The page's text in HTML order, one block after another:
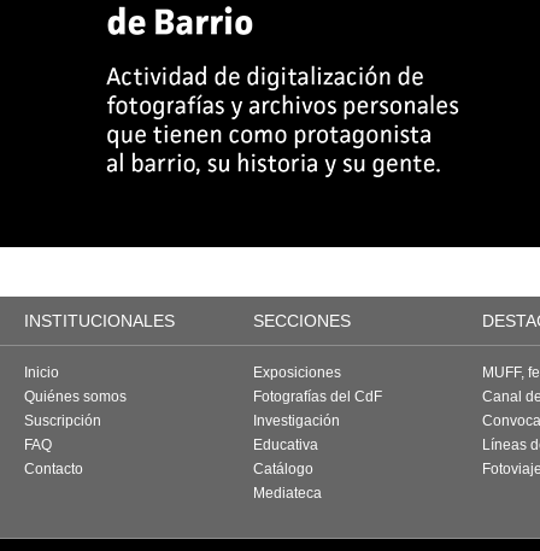
INSTITUCIONALES SECCIONES
Inicio
Quiénes somos
Suscripción
FAQ
Contacto
Exposiciones
Fotografías del CdF
Investigación
Educativa
Catálogo
Mediateca
MUFF,
Canal
Líneas